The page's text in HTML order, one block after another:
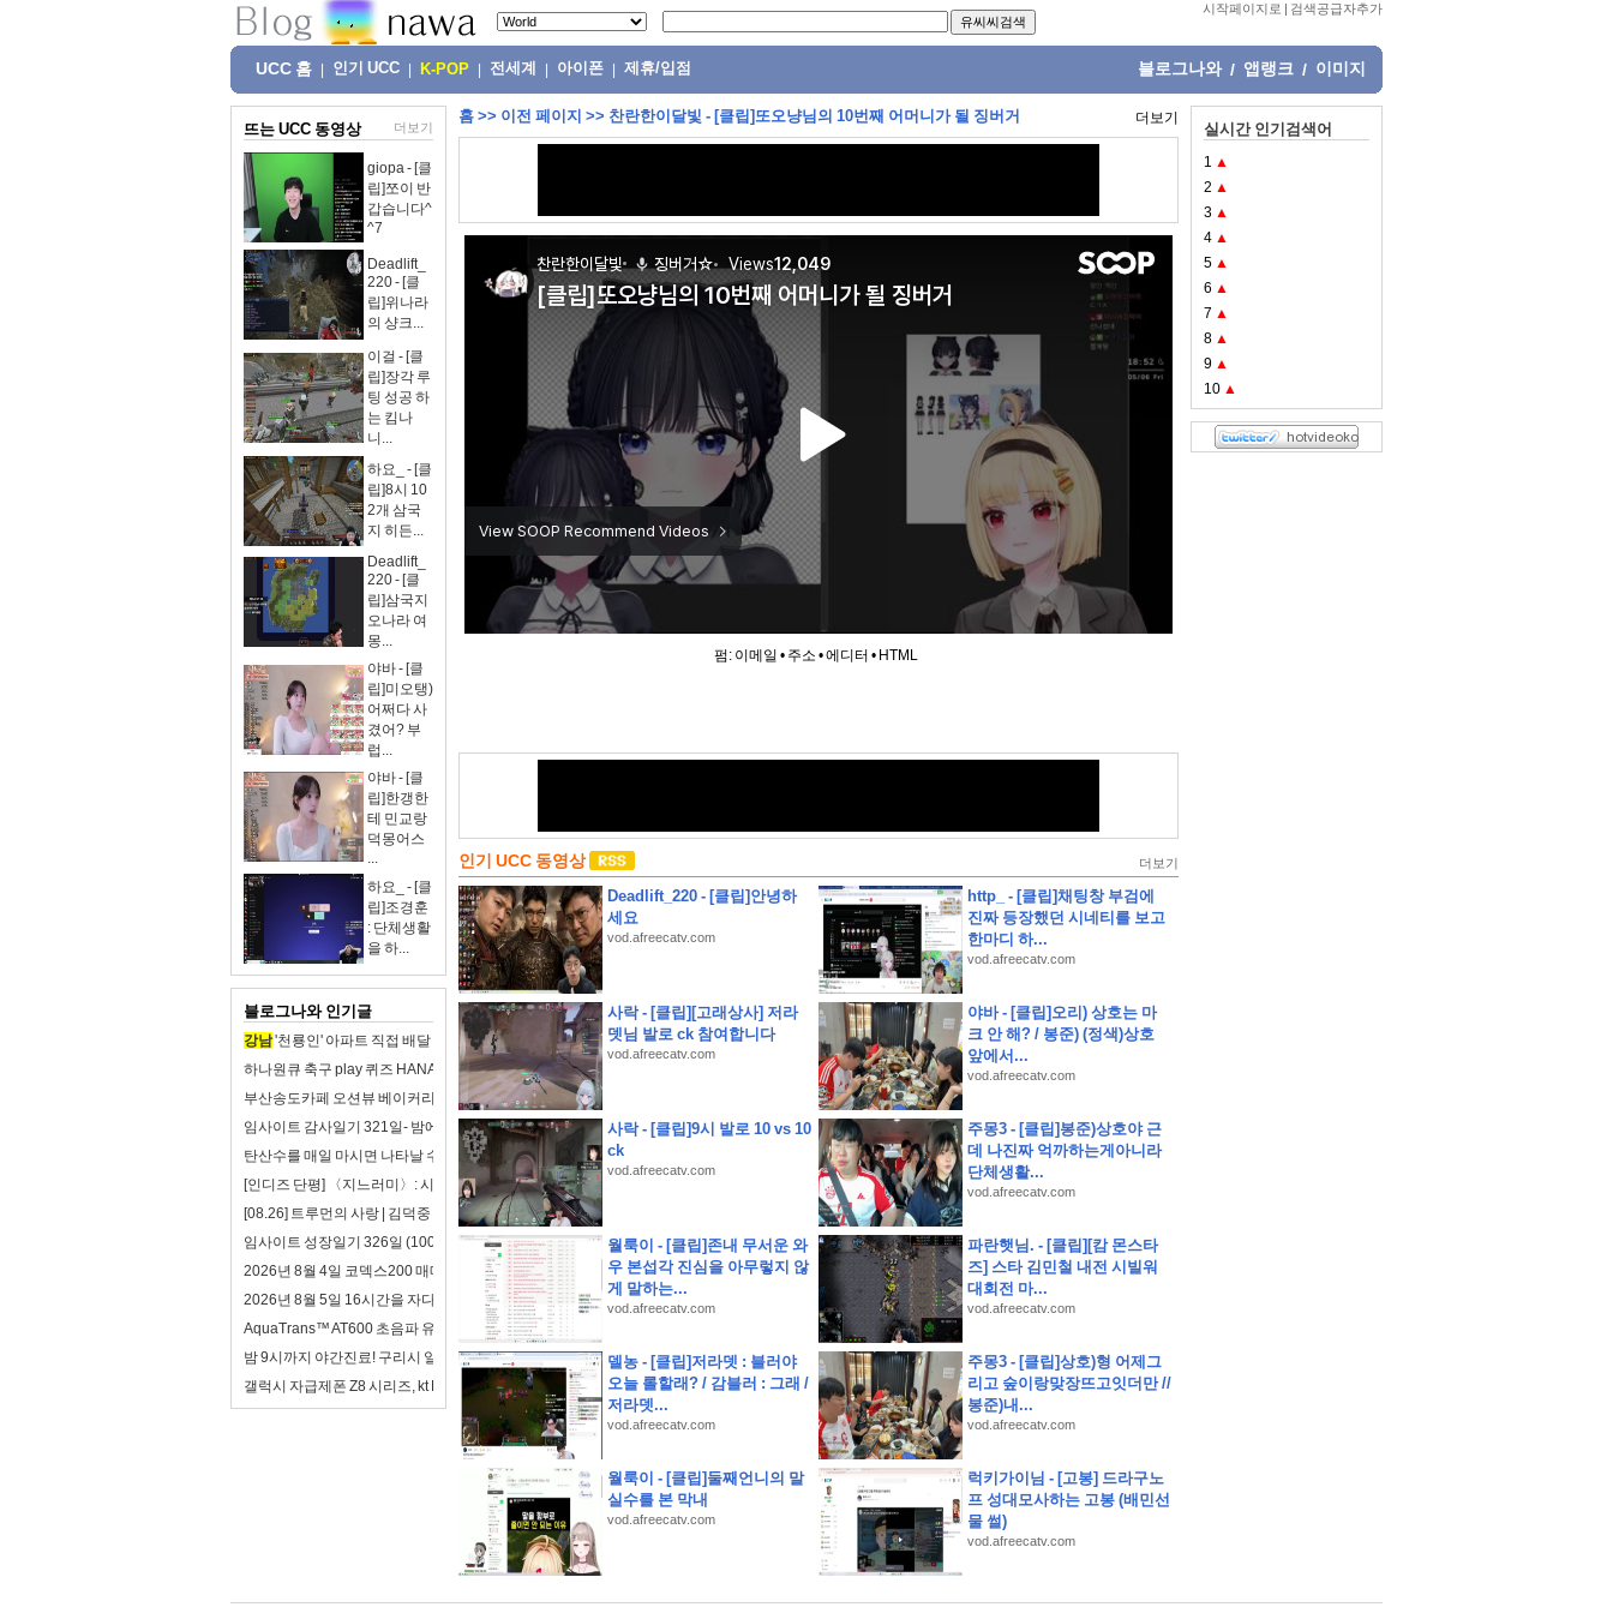
시작페이지로 | 검색공급자추가
UCC 홈 인기 UCC K-POP 전세계 아이폰 제휴/입점 블로그나와 / 앱랭크 / 이미지
뜨는 UCC 동영상 더보기
giopa - [클
립]쪼이 반
갑습니다^
^7
Deadlift_
220 - [클
립]위나라
의 샹크...
이걸 - [클
립]장각 루
팅 성공 하
는 킴나
니...
하요_ - [클
립]8시 10
2개 삼국
지 히든...
Deadlift_
220 - [클
립]삼국지
오나라 여
몽...
야바 - [클
립]미오탱)
어쩌다 사
겼어? 부
럽...
야바 - [클
립]한갱한
테 민교랑
덕몽어스
...
하요_ - [클
립]조경훈
: 단체생활
을 하...
블로그나와 인기글
강남'천룡인' 아파트 직접 배달 뛰어 본 여기자
하나원큐 축구 play 퀴즈 HANA 8월 5일 정답(축구 경기장에서 감독, 코칭스태프와 교체 선수들이 앉아 있는 공간을 무엇이라고 할까요?)
부산송도카페 오션뷰 베이커리 카페 모온
임사이트 감사일기 321일- 밤에 소나기
탄산수를 매일 마시면 나타날 수 있는 변화 5가지
[인디즈 단평] 〈지느러미〉: 시작의 시작
[08.26] 트루먼의 사랑 | 김덕중
임사이트 성장일기 326일 (100일 챌린지): 너무 체력 소모
2026년 8월 4일 코덱스200 매매
2026년 8월 5일 16시간을 자다.
AquaTrans™ AT600 초음파 유량계 데이터시트 한국어 번역·요약
밤 9시까지 야간진료! 구리시 일요일 진료 병원 완벽 이용 가이드
갤럭시 자급제폰 Z8 시리즈, kt M모바일 알뜰폰 요금제 조합
홈 >> 이전 페이지 >> 찬란한이달빛 - [클립]또오냥님의 10번째 어머니가 될 징버거 더보기
펌: 이메일 • 주소 •에디터 • HTML
인기 UCC 동영상 더보기
Deadlift_220 - [클립]안녕하
세요
vod.afreecatv.com
http_ - [클립]채팅창 부검에
진짜 등장했던 시네티를 보고
한마디 하...
vod.afreecatv.com
사락 - [클립][고래상사] 저라
뎃님 발로 ck 참여합니다
vod.afreecatv.com
야바 - [클립]오리) 상호는 마
크 안 해? / 봉준) (정색)상호
앞에서...
vod.afreecatv.com
사락 - [클립]9시 발로 10 vs 10
ck
vod.afreecatv.com
주몽3 - [클립]봉준)상호야 근
데 나진짜 억까하는게아니라
단체생활...
vod.afreecatv.com
월룩이 - [클립]존내 무서운 와
우 본섭각 진심을 아무렇지 않
게 말하는...
vod.afreecatv.com
파란햇님. - [클립][캄 몬스타
즈] 스타 김민철 내전 시빌워
대회전 마...
vod.afreecatv.com
델농 - [클립]저라뎃 : 블러야
오늘 롤할래? / 감블러 : 그래 /
저라뎃...
vod.afreecatv.com
주몽3 - [클립]상호)형 어제그
리고 숲이랑맞장뜨고잇더만 //
봉준)내...
vod.afreecatv.com
월룩이 - [클립]둘째언니의 말
실수를 본 막내
vod.afreecatv.com
럭키가이님 - [고봉] 드라구노
프 성대모사하는 고봉 (배민선
물 썰)
vod.afreecatv.com
실시간 인기검색어
1 ▲
2 ▲
3 ▲
4 ▲
5 ▲
6 ▲
7 ▲
8 ▲
9 ▲
10 ▲